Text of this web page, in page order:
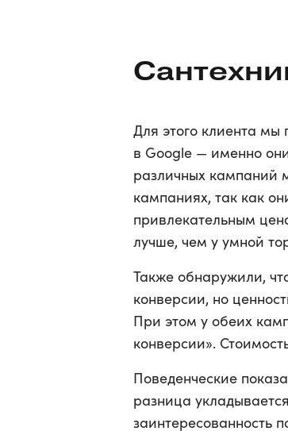
Для этого клиента
в Google — именно
различных кампаний
кампаниях, так как
привлекательным
лучше, чем у умной
Также обнаружили,
конверсии, но
При этом у обеих
конверсии».
Поведенческие
разница
заинтересованность